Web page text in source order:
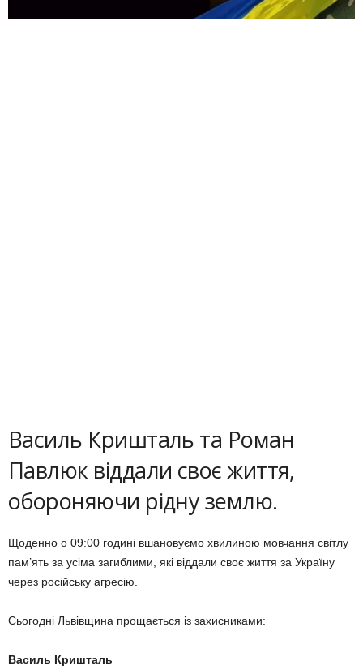
Василь Кришталь та Роман
Павлюк віддали своє життя,
обороняючи рідну землю.
Щоденно о 09:00 годині вшановуємо хвилиною мовчання світлу
пам’ять за усіма загиблими, які віддали своє життя за Україну
через російську агресію.
Сьогодні Львівщина прощається із захисниками:
Василь Кришталь